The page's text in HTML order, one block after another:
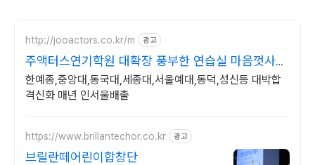
http://jooactors.co.kr/m 광고
주액터스연기학원 대확장 풍부한 연습실 마음껏사용
가능
한예종,중앙대,동국대,세종대,서울예대,동덕,성신등 대박합
격신화 매년 인서울배출
https://www.brillantechor.co.kr 광고
브릴란떼어린이합창단